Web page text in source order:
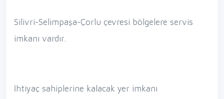
Silivri-Selimpaşa-Çorlu çevresi bölgelere servis
imkanı vardır.
İhtiyaç sahiplerine kalacak yer imkanı